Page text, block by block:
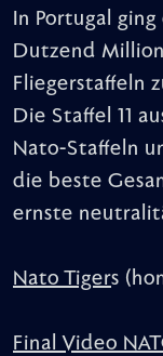
In Portugal
Dutzend
Fliegerstaffeln
Die Staffel 11
Nato-Staffeln
die beste
ernste
Nato Tigers
Final Video